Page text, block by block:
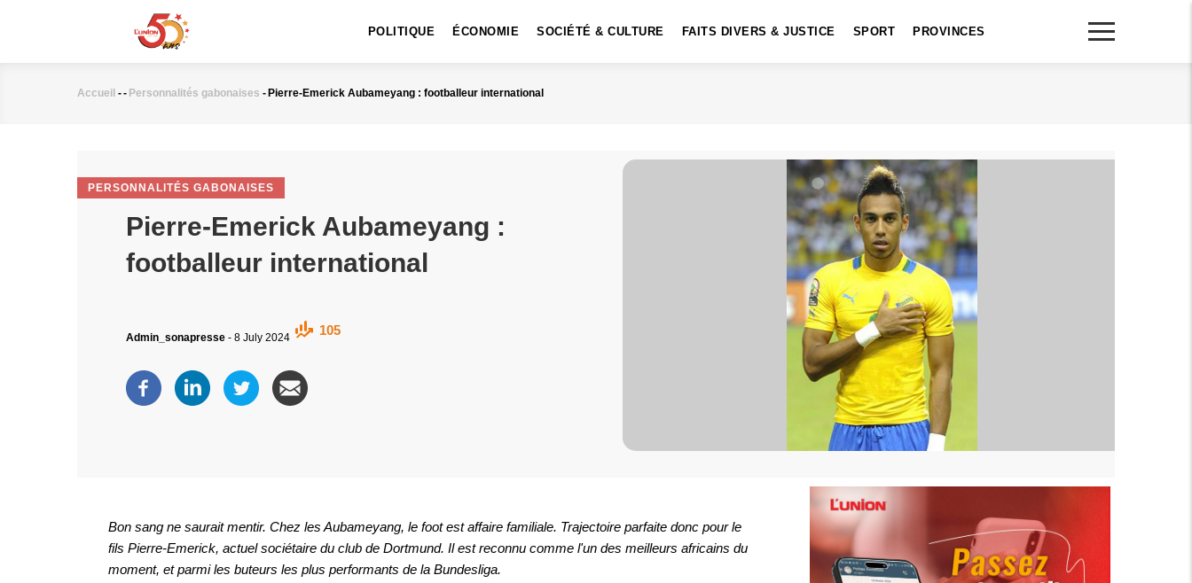
POLITIQUE ÉCONOMIE SOCIÉTÉ & CULTURE FAITS DIVERS & JUSTICE SPORT PROVINCES
Fil
Accueil -- Personnalités gabonaises - Pierre-Emerick Aubameyang : footballeur international
PERSONNALITÉS GABONAISES
Pierre-Emerick Aubameyang :
footballeur international
Admin_sonapresse - 8 July 2024
105
Bon sang ne saurait mentir. Chez les Aubameyang, le foot est affaire familiale. Trajectoire parfaite donc pour le
fils Pierre-Emerick, actuel sociétaire du club de Dortmund. Il est reconnu comme l'un des meilleurs africains du
moment, et parmi les buteurs les plus performants de la Bundesliga.